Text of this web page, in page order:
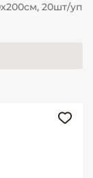
20шт/уп